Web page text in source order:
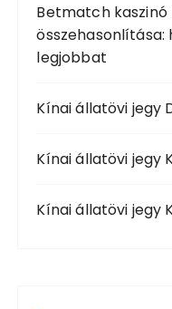
Betmatch kaszinó
összehasonlítása:
legjobbat
Kínai állatövi jegy
Kínai állatövi jegy
Kínai állatövi jegy